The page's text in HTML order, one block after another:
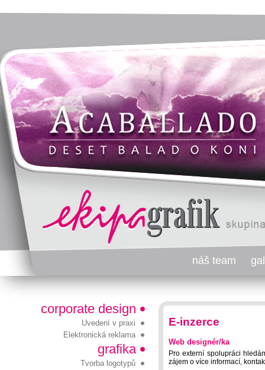
náš team
corporate design
Uvedení v praxi
Elektronická reklama
grafika
Tvorba logotypů
E-inzerce
Web designér/ka
Pro externí spolupráci
zájem o více informací,